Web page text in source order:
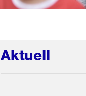
Aktuell